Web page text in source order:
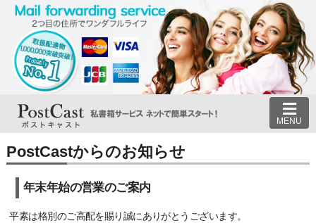
MENU
PostCastからのお知らせ
年末年始の営業のご案内
平素は格別のご高配を賜り誠にありがとうございます。